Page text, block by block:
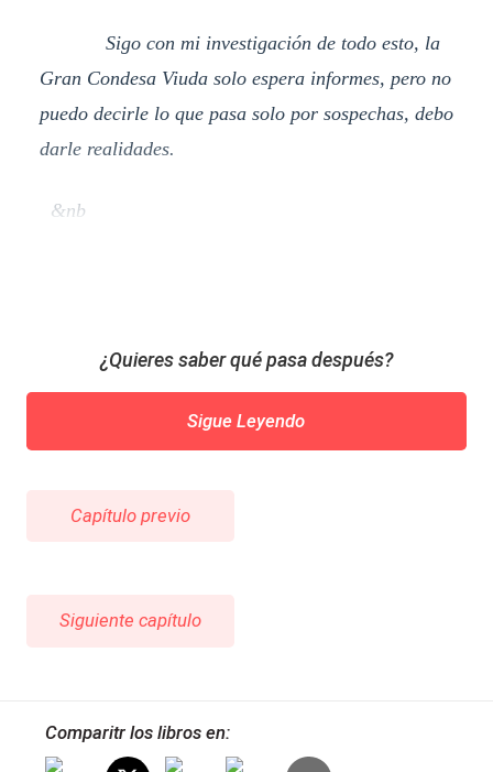
Sigo con mi investigación de todo esto, la
Gran Condesa Viuda solo espera informes, pero no
puedo decirle lo que pasa solo por sospechas, debo
darle realidades.
&nb
¿Quieres saber qué pasa después?
Sigue Leyendo
Capítulo previo
Siguiente capítulo
Comparitr los libros en: